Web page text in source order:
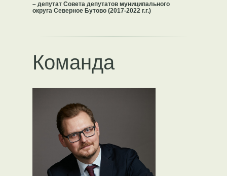
– депутат Совета депутатов муниципального
округа Северное Бутово (2017-2022 г.г.)
Команда